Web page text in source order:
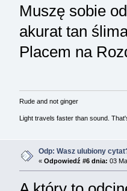
Muszę sobie
akurat tan
Placem na
Rude and not ginger
Light travels faster than sound.
Odp: Wasz ulubiony
« Odpowiedź #6 dnia: 03